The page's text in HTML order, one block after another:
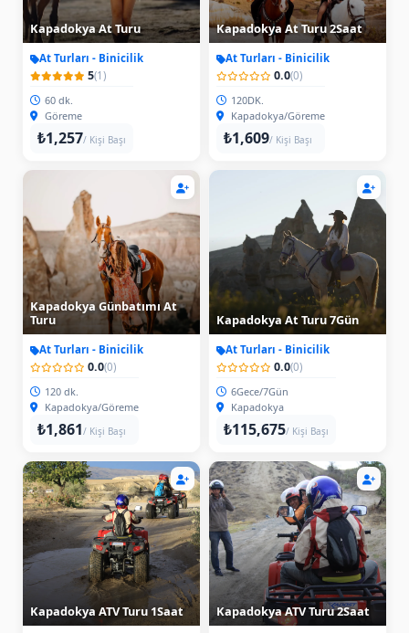
Kapadokya At Turu
At Turları - Binicilik
5(1)
60 dk.
Göreme
₺1,257/ Kişi Başı
Kapadokya At Turu 2Saat
At Turları - Binicilik
0.0(0)
120DK.
Kapadokya/Göreme
₺1,609/ Kişi Başı
Kapadokya Günbatımı At
Turu
At Turları - Binicilik
0.0(0)
120 dk.
Kapadokya/Göreme
₺1,861/ Kişi Başı
Kapadokya At Turu 7Gün
At Turları - Binicilik
0.0(0)
6Gece/7Gün
Kapadokya
₺115,675/ Kişi Başı
Kapadokya ATV Turu 1Saat Kapadokya ATV Turu 2Saat